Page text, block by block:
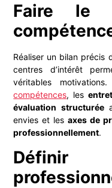
Faire le
Réaliser un bilan précis
centres d’intérêt
véritables
compétences, les
évaluation structurée
envies et lesaxes de
professionnellement.